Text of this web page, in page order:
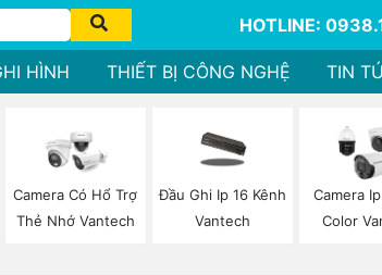
HOTLINE:
HÌNH THIẾT BỊ CÔNG NGHỆ TIN
Camera Có Hổ Trợ
Thẻ Nhớ Vantech
Đầu Ghi Ip 16 Kênh
Vantech
Camera
Color